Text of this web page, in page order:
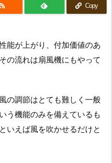
Copy
能が上がり、付加価値のあ
の流れは扇風機にもやって
の調節はとても難しく一般
う機能のみを備えているも
いえば風を吹かせるだけと